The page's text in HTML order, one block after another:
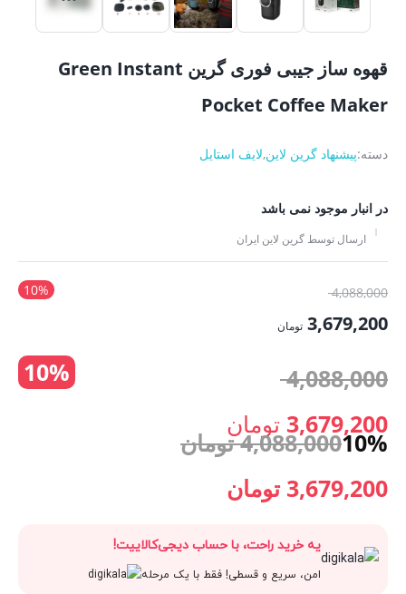
قهوه ساز جیبی فوری گرین Green Instant
Pocket Coffee Maker
دسته:پیشنهاد گرین لاین,لایف استایل
در انبار موجود نمی باشد
ارسال توسط گرین لاین ایران
10% 4,088,000قیمت
اصلی:
بود.
3,679,200 تومان
فعلی:
10% 4,088,000
اصلی: 3,679,200 تومان
3,679,200 تومان.
10%
4,088,000 تومان
قیمت
4,088,000 تومان
3,679,200 تومان
فعلی:
3,679,200 تومان.
یه خرید راحت، با حساب دیجی‌کالاییت!
امن، سریع و قسطی! فقط با یک مرحله